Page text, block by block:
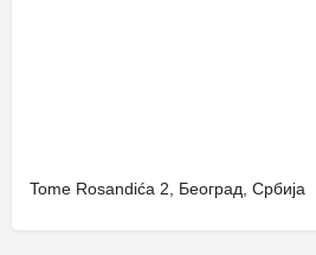
Tome Rosandića 2, Београд, Србија